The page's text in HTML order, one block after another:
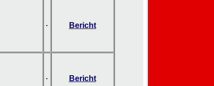
Bericht
Bericht